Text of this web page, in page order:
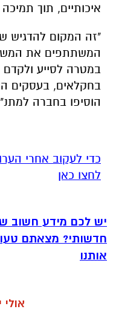
איכותיים, תוך
"זה המקום להדגיש
המשתתפים את
במטרה לסייע
בחקלאים, בעסקים
הוסיפו בחברה
לחצו כאן
יש לכם מידע חשוב
חדשותי? מצאתם
אותנו
אולי